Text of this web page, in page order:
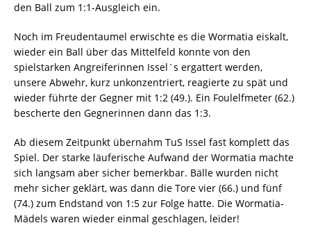
den Ball zum 1:1-Ausgleich ein.
Noch im Freudentaumel erwischte es die Wormatia eiskalt,
wieder ein Ball über das Mittelfeld konnte von den
spielstarken Angreiferinnen Issel`s ergattert werden,
unsere Abwehr, kurz unkonzentriert, reagierte zu spät und
wieder führte der Gegner mit 1:2 (49.). Ein Foulelfmeter (62.)
bescherte den Gegnerinnen dann das 1:3.
Ab diesem Zeitpunkt übernahm TuS Issel fast komplett das
Spiel. Der starke läuferische Aufwand der Wormatia machte
sich langsam aber sicher bemerkbar. Bälle wurden nicht
mehr sicher geklärt, was dann die Tore vier (66.) und fünf
(74.) zum Endstand von 1:5 zur Folge hatte. Die Wormatia-
Mädels waren wieder einmal geschlagen, leider!